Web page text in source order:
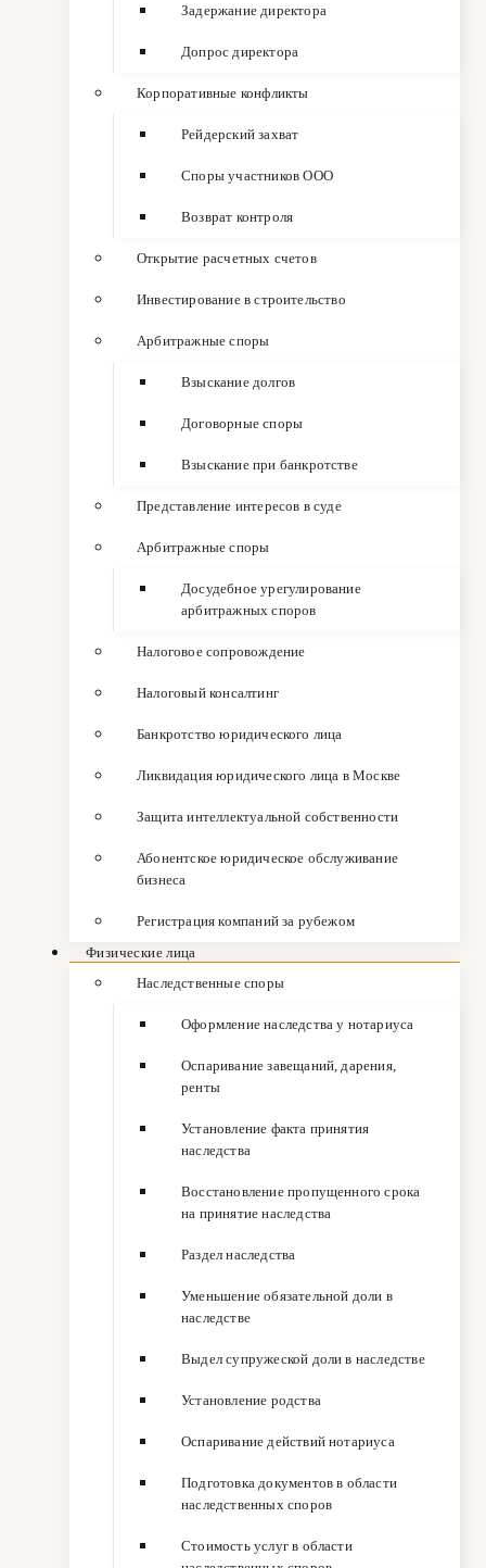
Задержание директора
Допрос директора
Корпоративные конфликты
Рейдерский захват
Споры участников ООО
Возврат контроля
Открытие расчетных счетов
Инвестирование в строительство
Арбитражные споры
Взыскание долгов
Договорные споры
Взыскание при банкротстве
Представление интересов в суде
Арбитражные споры
Досудебное урегулирование
арбитражных споров
Налоговое сопровождение
Налоговый консалтинг
Банкротство юридического лица
Ликвидация юридического лица в Москве
Защита интеллектуальной собственности
Абонентское юридическое обслуживание
бизнеса
Регистрация компаний за рубежом
Физические лица
Наследственные споры
Оформление наследства у нотариуса
Оспаривание завещаний, дарения,
ренты
Установление факта принятия
наследства
Восстановление пропущенного срока
на принятие наследства
Раздел наследства
Уменьшение обязательной доли в
наследстве
Выдел супружеской доли в наследстве
Установление родства
Оспаривание действий нотариуса
Подготовка документов в области
наследственных споров
Стоимость услуг в области